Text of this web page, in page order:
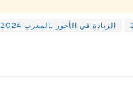
الزيادة في الأجور بالمغرب 2024